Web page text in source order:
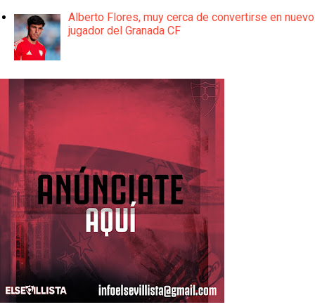
Alberto Flores, muy cerca de convertirse en nuevo
jugador del Granada CF